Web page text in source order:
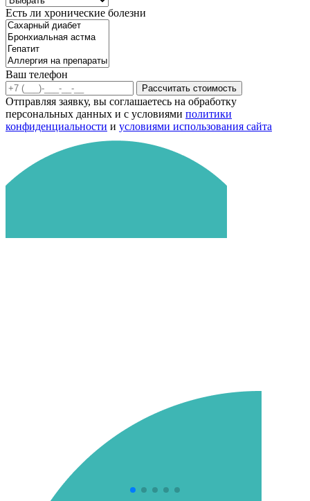
Есть ли хронические болезни
Ваш телефон
Рассчитать стоимость
Отправляя заявку, вы соглашаетесь на обработку
персональных данных и с условиями политики
конфиденциальности и условиями использования сайта